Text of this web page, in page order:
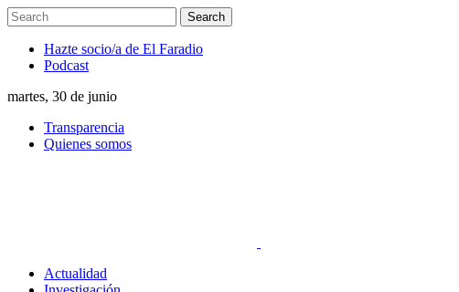
Hazte socio/a de El Faradio
Podcast
martes, 30 de junio
Transparencia
Quienes somos
Actualidad